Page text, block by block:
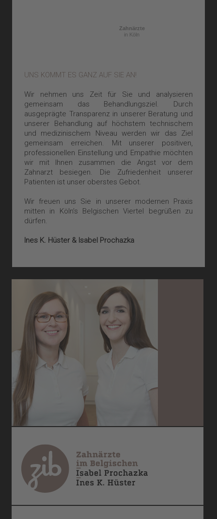
Zahnärzte
in Köln
UNS KOMMT ES GANZ AUF SIE AN!
Wir nehmen uns Zeit für Sie und analysieren
gemeinsam das Behandlungsziel. Durch
ausgeprägte Transparenz in unserer Beratung und
unserer Behandlung auf höchstem technischem
und medizinischem Niveau werden wir das Ziel
gemeinsam erreichen. Mit unserer positiven,
professionellen Einstellung und Empathie möchten
wir mit Ihnen zusammen die Angst vor dem
Zahnarzt besiegen. Die Zufriedenheit unserer
Patienten ist unser oberstes Gebot.
Wir freuen uns Sie in unserer modernen Praxis
mitten in Köln’s Belgischen Viertel begrüßen zu
dürfen.
Ines K. Hüster & Isabel Prochazka